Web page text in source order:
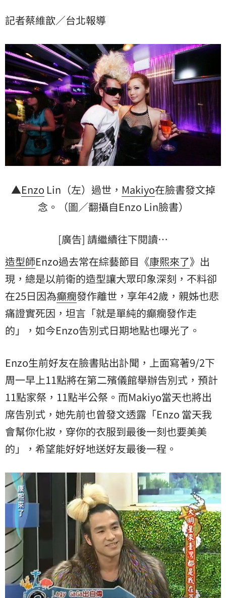
記者蔡維歆／台北報導
▲Enzo Lin（左）過世， Makiyo在臉書發文掉
念。（圖／翻攝自Enzo Lin臉書）
[廣告] 請繼續往下閱讀…
造型師Enzo過去常在綜藝節目《康熙來了》出
現，總是以前衛的造型讓大眾印象深刻，不料卻
在25日因為癲癇發作離世，享年42歲，親姊也悲
痛證實死因，坦言「就是單純的癲癇發作走
的」，如今Enzo告別式日期地點也曝光了。
Enzo生前好友在臉書貼出訃聞，上面寫著9/2下
周一早上11點將在第二殯儀館舉辦告別式，預計
11點家祭，11點半公祭。而Makiyo當天也將出
席告別式，她先前也曾發文透露「Enzo 當天我
會幫你化妝，穿你的衣服到最後一刻也要美美
的」，希望能好好地送好友最後一程。